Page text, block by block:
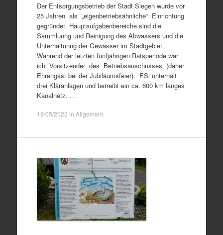
Der Entsorgungsbetrieb der Stadt Siegen wurde vor
25 Jahren als „eigenbetriebsähnliche“ Einrichtung
gegründet. Hauptaufgabenbereiche sind die
Sammlunng und Reinigung des Abwassers und die
Unterhaltunng der Gewässer im Stadtgebiet.
Während der letzten fünfjährigen Ratsperiode war
ich Vorsitzender des Betriebsauschusses (daher
Ehrengast bei der Jubiläumsfeier). ESi unterhält
drei Kläranlagen und betreibt ein ca. 600 km langes
Kanalnetz. …
18/05/2022 in Allgemein